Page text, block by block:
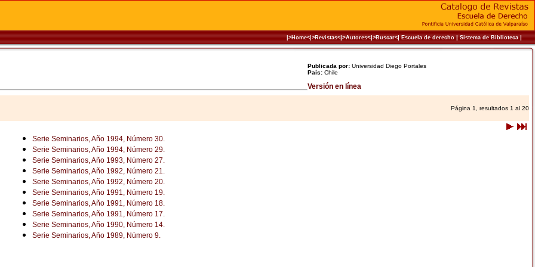
|>Home<|>Revistas<|>Autores<|>Buscar<|Escuela de derecho|Sistema de Biblioteca|
Publicada por: Universidad Diego Portales
País: Chile
Versión en línea
Página 1, resultados 1 al 20
Serie Seminarios, Año 1994, Número 30.
Serie Seminarios, Año 1994, Número 29.
Serie Seminarios, Año 1993, Número 27.
Serie Seminarios, Año 1992, Número 21.
Serie Seminarios, Año 1992, Número 20.
Serie Seminarios, Año 1991, Número 19.
Serie Seminarios, Año 1991, Número 18.
Serie Seminarios, Año 1991, Número 17.
Serie Seminarios, Año 1990, Número 14.
Serie Seminarios, Año 1989, Número 9.